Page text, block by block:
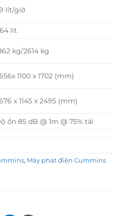
lít/giờ
lít
kg/2614 kg
1100 x 1702 (mm)
x 1145 x 2495 (mm)
ồn 85 dB @ 1m @ 75% tải
, Máy phát điện Cummins